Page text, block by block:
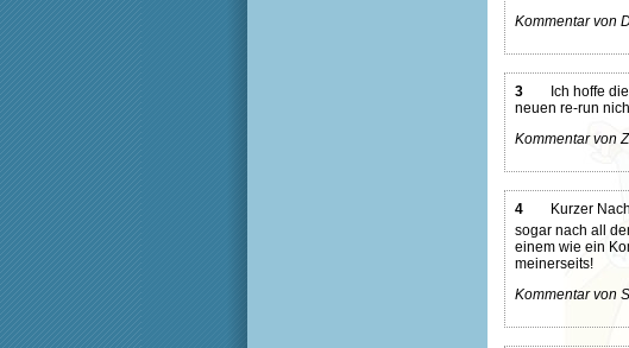
Kommentar von
3
Ich hoffe
neuen re-run
Kommentar von
4
Kurzer
sogar nach all
einem wie ein
meinerseits!
Kommentar von